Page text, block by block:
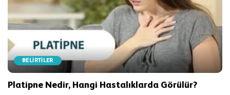
BELİRTİLER
Platipne Nedir, Hangi Hastalıklarda Görülür?